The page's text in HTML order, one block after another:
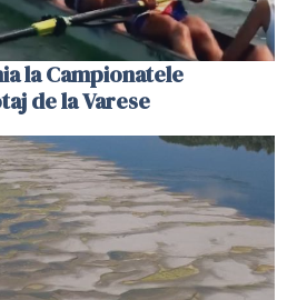
la Campionatele
de la Varese